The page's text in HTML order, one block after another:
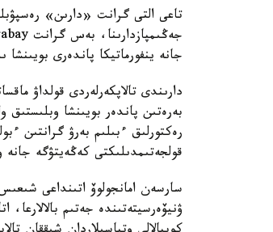
تاعى التى گرانت «دارىن»
جانە ينفورماتيكا پاندەرى بويىنشا
دارىندى تالاپكەرلەردى قولداۋ
رەكتورلىق ءبىلىم بەرۋ گرانتىن
قولجەتىمدىلىكتى كەڭەيتۋگە جانە
ۋنيۆەرسيتەتىندە جەتىم